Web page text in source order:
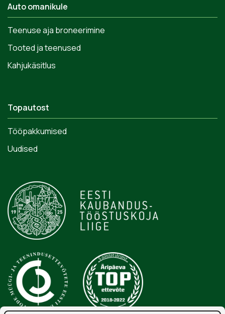
Auto omanikule
Teenuse aja broneerimine
Tooted ja teenused
Kahjukäsitlus
Topautost
Tööpakkumised
Uudised